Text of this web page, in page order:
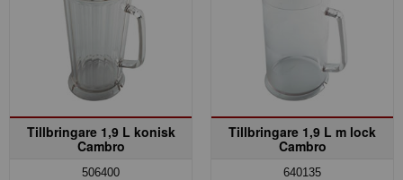
Tillbringare 1,9 L konisk
Cambro
506400
Tillbringare 1,9 L m lock
Cambro
640135